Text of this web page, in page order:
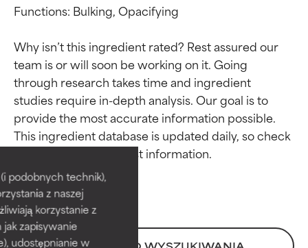
podobnych technik),
z naszej
korzystanie z
zapisywanie
udostępnianie w
Functions: Bulking, Opacifying
Why isn’t this ingredient rated? Rest assured our
team is or will soon be working on it. Going
through research takes time and ingredient
studies require in-depth analysis. Our goal is to
provide the most accurate information possible.
This ingredient database is updated daily, so check
Oceny składników
BEST
Udowodnione i potwierdzone
przez niezależne badania.
odpowiedni dla większości
Oceny składników
BEST
Udowodnione i potwierdzone
przez niezależne badania.
odpowiedni dla większości